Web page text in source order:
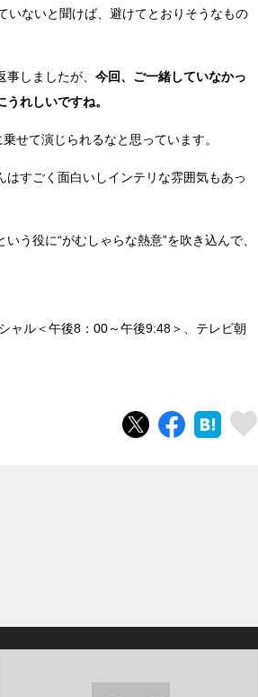
いないと聞けば、避けてとおりそうなもの
しましたが、 今回、ご一緒していなかっ
れしいですね。
せて演じられるなと思っています。
すごく面白いしインテリな雰囲気もあっ
う役に“がむしゃらな熱意”を吹き込んで、
ャル＜午後8：00～午後9:48＞、テレビ朝
ツイートシェア はてブ